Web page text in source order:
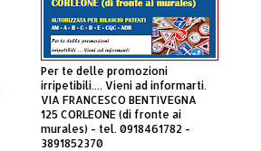
Per te delle promozioni
irripetibili.... Vieni ad informarti.
VIA FRANCESCO BENTIVEGNA
125 CORLEONE (di fronte ai
murales) - tel. 0918461782 -
3891852370